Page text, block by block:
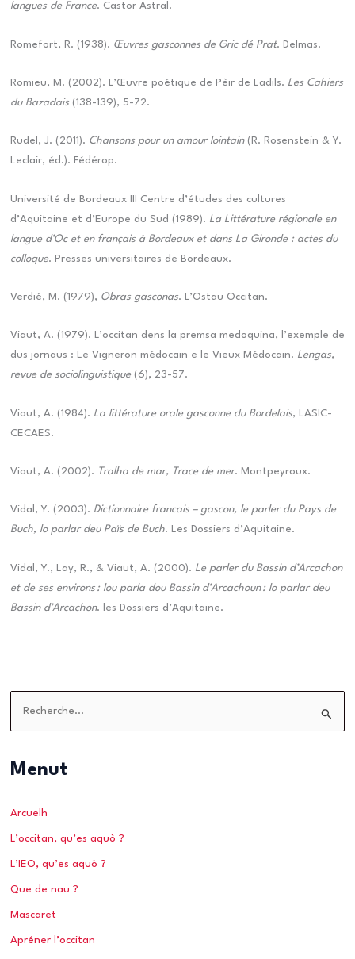
langues de France. Castor Astral.
Romefort, R. (1938). Œuvres gasconnes de Gric dé Prat. Delmas.
Romieu, M. (2002). L’Œuvre poétique de Pèir de Ladils. Les Cahiers
du Bazadais(138-139), 5-72.
Rudel, J. (2011). Chansons pour un amour lointain(R. Rosenstein & Y.
Leclair, éd.). Fédérop.
Université de Bordeaux III Centre d’études des cultures
d’Aquitaine et d’Europe du Sud (1989). La Littérature régionale en
langue d’Oc et en français à Bordeaux et dans La Gironde : actes du
colloque. Presses universitaires de Bordeaux.
Verdié, M. (1979), Obras gasconas. L’Ostau Occitan.
Viaut, A. (1979). L’occitan dens la premsa medoquina, l’exemple de
dus jornaus : Le Vigneron médocain e le Vieux Médocain. Lengas,
revue de sociolinguistique(6), 23-57.
Viaut, A. (1984). La littérature orale gasconne du Bordelais, LASIC-
CECAES.
Viaut, A. (2002). Tralha de mar, Trace de mer. Montpeyroux.
Vidal, Y. (2003). Dictionnaire francais – gascon, le parler du Pays de
Buch, lo parlar deu Païs de Buch. Les Dossiers d’Aquitaine.
Vidal, Y., Lay, R., & Viaut, A. (2000). Le parler du Bassin d’Arcachon
et de ses environs : lou parla dou Bassin d’Arcachoun : lo parlar deu
Bassin d’Arcachon. les Dossiers d’Aquitaine.
h
r
c
h
e
Menut
Arcuelh
L’occitan, qu’es aquò ?
L’IEO, qu’es aquò ?
Que de nau ?
Mascaret
Apréner l’occitan